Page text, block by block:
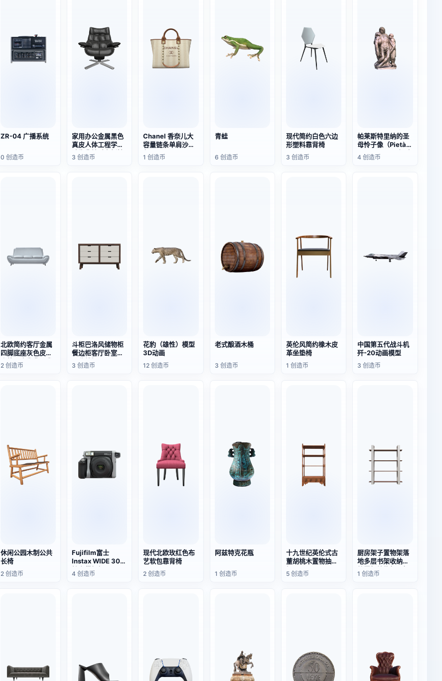
ZR-04 广播系统
0 创造币
家用办公金属黑色
真皮人体工程学设
计靠背扶手老板椅
旋转椅-沙发椅
3 创造币
Chanel 香奈儿大
容量链条单肩沙滩
包
1 创造币
青蛙
6 创造币
现代简约白色六边
形塑料靠背椅
3 创造币
帕莱斯特里纳的圣
母怜子像（Pietà
da Palestrina）大
理石雕像
4 创造币
北欧简约客厅金属
四脚底座灰色皮革
坐垫三人靠背沙发
2 创造币
斗柜巴洛风储物柜
餐边柜客厅卧室抽
屉收纳柜
3 创造币
花豹（雄性）模型
3D动画
12 创造币
老式酿酒木桶
3 创造币
英伦风简约橡木皮
革坐垫椅
1 创造币
中国第五代战斗机
歼-20动画模型
3 创造币
休闲公园木制公共
长椅
2 创造币
Fujifilm富士
Instax WIDE 300
拍立得相机
4 创造币
现代北欧玫红色布
艺软包靠背椅
2 创造币
阿兹特克花瓶
1 创造币
十九世纪英伦式古
董胡桃木置物抽屉
5 创造币
厨房架子置物架落
地多层书架收纳架
放置架储物架层架
杂物架
1 创造币